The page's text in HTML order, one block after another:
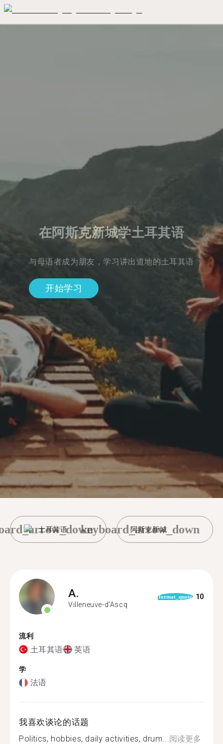
在阿斯克新城学土耳其语
与母语者成为朋友，学习讲出道地的土耳其语
开始学习
土耳其语 阿斯克新城
keyboard_arrow_down
A.
Villeneuve-d'Ascq
format_quote 10
流利
土耳其语 英语
学
法语
我喜欢谈论的话题
Politics, hobbies, daily activities, drum...阅读更多